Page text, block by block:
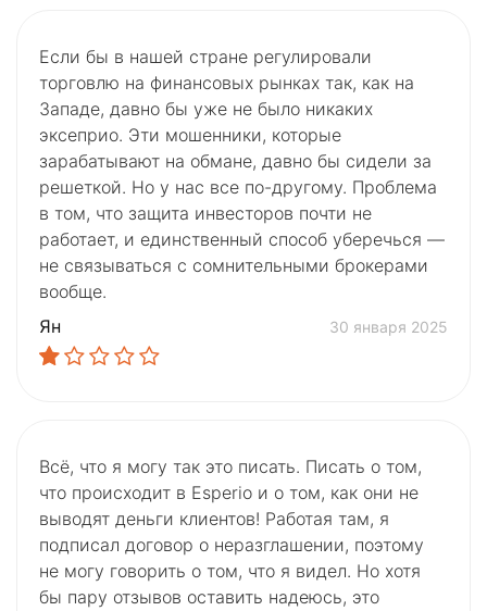
Если бы в нашей стране регулировали
торговлю на финансовых рынках так, как на
Западе, давно бы уже не было никаких
эксеприо. Эти мошенники, которые
зарабатывают на обмане, давно бы сидели за
решеткой. Но у нас все по-другому. Проблема
в том, что защита инвесторов почти не
работает, и единственный способ уберечься —
не связываться с сомнительными брокерами
вообще.
Ян
30 января 2025
Всё, что я могу так это писать. Писать о том,
что происходит в Esperio и о том, как они не
выводят деньги клиентов! Работая там, я
подписал договор о неразглашении, поэтому
не могу говорить о том, что я видел. Но хотя
бы пару отзывов оставить надеюсь, это